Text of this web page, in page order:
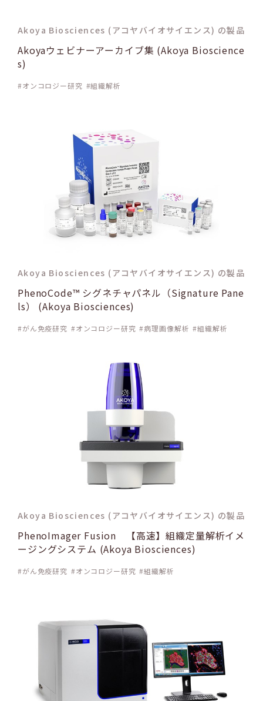
Akoya Biosciences (アコヤバイオサイエンス) の製品
Akoyaウェビナーアーカイブ集 (Akoya Bioscience
s)
オンコロジー研究 組織解析
Akoya Biosciences (アコヤバイオサイエンス) の製品
PhenoCode™ シグネチャパネル（Signature Pane
ls） (Akoya Biosciences)
がん免疫研究 オンコロジー研究 病理画像解析 組織解析
Akoya Biosciences (アコヤバイオサイエンス) の製品
PhenoImager Fusion 【高速】組織定量解析イメ
ージングシステム (Akoya Biosciences)
がん免疫研究 オンコロジー研究 組織解析